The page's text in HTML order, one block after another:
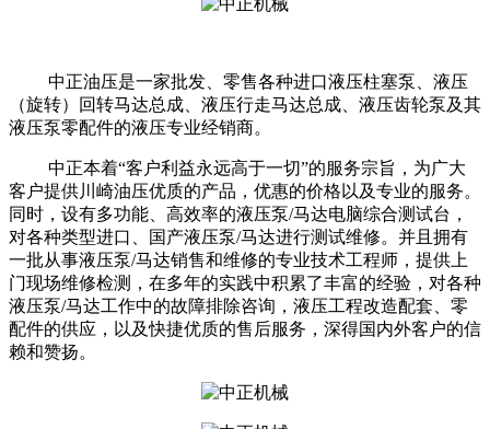
中正油压是一家批发、零售各种进口液压柱塞泵、液压
（旋转）回转马达总成、液压行走马达总成、液压齿轮泵及其
液压泵零配件的液压专业经销商。
中正本着“客户利益永远高于一切”的服务宗旨，为广大
客户提供川崎油压优质的产品，优惠的价格以及专业的服务。
同时，设有多功能、高效率的液压泵/马达电脑综合测试台，
对各种类型进口、国产液压泵/马达进行测试维修。并且拥有
一批从事液压泵/马达销售和维修的专业技术工程师，提供上
门现场维修检测，在多年的实践中积累了丰富的经验，对各种
液压泵/马达工作中的故障排除咨询，液压工程改造配套、零
配件的供应，以及快捷优质的售后服务，深得国内外客户的信
赖和赞扬。